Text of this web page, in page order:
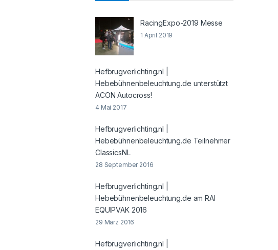
RacingExpo-2019 Messe
1 April 2019
Hefbrugverlichting.nl |
Hebebühnenbeleuchtung.de unterstützt
ACON Autocross!
4 Mai 2017
Hefbrugverlichting.nl |
Hebebühnenbeleuchtung.de Teilnehmer
ClassicsNL
28 September 2016
Hefbrugverlichting.nl |
Hebebühnenbeleuchtung.de am RAI
EQUIPVAK 2016
29 März 2016
Hefbrugverlichting.nl |